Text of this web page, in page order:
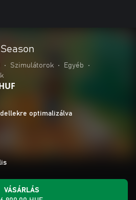
• Szimulátorok • Egyéb
•
optimalizálva
VÁSÁRLÁS